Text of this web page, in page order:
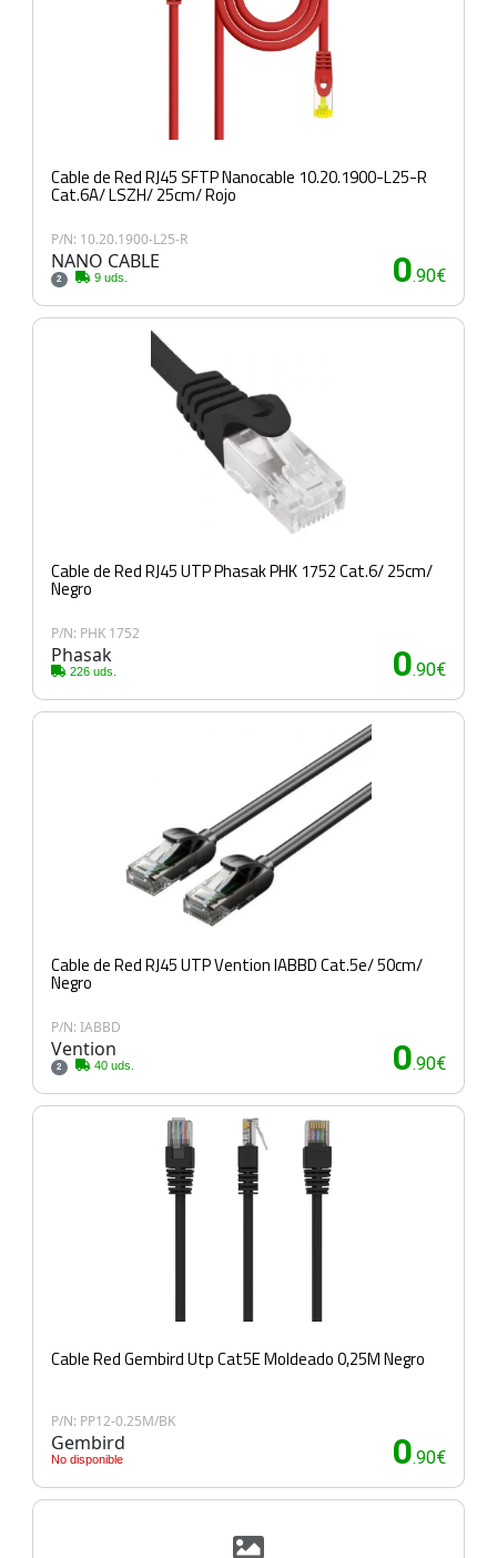
Cable de Red RJ45 SFTP Nanocable 10.20.1900-L25-R
Cat.6A/ LSZH/ 25cm/ Rojo
P/N: 10.20.1900-L25-R
NANO CABLE
2 9 uds. 0.90€
Cable de Red RJ45 UTP Phasak PHK 1752 Cat.6/ 25cm/
Negro
P/N: PHK 1752
Phasak
226 uds. 0.90€
Cable de Red RJ45 UTP Vention IABBD Cat.5e/ 50cm/
Negro
P/N: IABBD
Vention
2 40 uds. 0.90€
Cable Red Gembird Utp Cat5E Moldeado 0,25M Negro
P/N: PP12-0.25M/BK
Gembird
No disponible 0.90€